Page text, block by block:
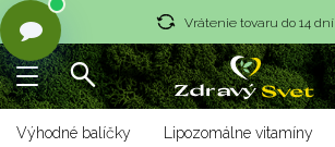
Vrátenie tovaru do 14 dní
Rýchle dodanie <36 hod
Výhodné balíčky Lipozomálne vitamíny